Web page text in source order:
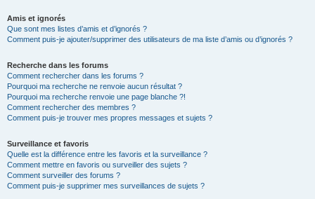
Amis et ignorés
Que sont mes listes d’amis et d’ignorés ?
Comment puis-je ajouter/supprimer des utilisateurs de ma liste d’amis ou d’ignorés ?
Recherche dans les forums
Comment rechercher dans les forums ?
Pourquoi ma recherche ne renvoie aucun résultat ?
Pourquoi ma recherche renvoie une page blanche ?!
Comment rechercher des membres ?
Comment puis-je trouver mes propres messages et sujets ?
Surveillance et favoris
Quelle est la différence entre les favoris et la surveillance ?
Comment mettre en favoris ou surveiller des sujets ?
Comment surveiller des forums ?
Comment puis-je supprimer mes surveillances de sujets ?